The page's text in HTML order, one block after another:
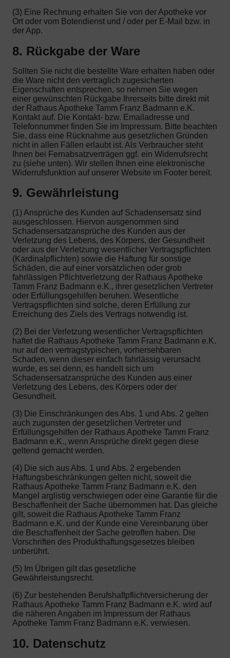
(3) Eine Rechnung erhalten Sie von der Apotheke vor
Ort oder vom Botendienst und / oder per E-Mail bzw. in
der App.
8. Rückgabe der Ware
Sollten Sie nicht die bestellte Ware erhalten haben oder
die Ware nicht den vertraglich zugesicherten
Eigenschaften entsprechen, so nehmen Sie wegen
einer gewünschten Rückgabe Ihrerseits bitte direkt mit
der Rathaus Apotheke Tamm Franz Badmann e.K.
Kontakt auf. Die Kontakt- bzw. Emailadresse und
Telefonnummer finden Sie im Impressum. Bitte beachten
Sie, dass eine Rücknahme aus gesetzlichen Gründen
nicht in allen Fällen erlaubt ist. Als Verbraucher steht
Ihnen bei Fernabsatzverträgen ggf. ein Widerrufsrecht
zu (siehe unten). Wir stellen Ihnen eine elektronische
Widerrufsfunktion auf unserer Website im Footer bereit.
9. Gewährleistung
(1) Ansprüche des Kunden auf Schadensersatz sind
ausgeschlossen. Hiervon ausgenommen sind
Schadensersatzansprüche des Kunden aus der
Verletzung des Lebens, des Körpers, der Gesundheit
oder aus der Verletzung wesentlicher Vertragspflichten
(Kardinalpflichten) sowie die Haftung für sonstige
Schäden, die auf einer vorsätzlichen oder grob
fahrlässigen Pflichtverletzung der Rathaus Apotheke
Tamm Franz Badmann e.K., ihrer gesetzlichen Vertreter
oder Erfüllungsgehilfen beruhen. Wesentliche
Vertragspflichten sind solche, deren Erfüllung zur
Erreichung des Ziels des Vertrags notwendig ist.
(2) Bei der Verletzung wesentlicher Vertragspflichten
haftet die Rathaus Apotheke Tamm Franz Badmann e.K.
nur auf den vertragstypischen, vorhersehbaren
Schaden, wenn dieser einfach fahrlässig verursacht
wurde, es sei denn, es handelt sich um
Schadensersatzansprüche des Kunden aus einer
Verletzung des Lebens, des Körpers oder der
Gesundheit.
(3) Die Einschränkungen des Abs. 1 und Abs. 2 gelten
auch zugunsten der gesetzlichen Vertreter und
Erfüllungsgehilfen der Rathaus Apotheke Tamm Franz
Badmann e.K., wenn Ansprüche direkt gegen diese
geltend gemacht werden.
(4) Die sich aus Abs. 1 und Abs. 2 ergebenden
Haftungsbeschränkungen gelten nicht, soweit die
Rathaus Apotheke Tamm Franz Badmann e.K. den
Mangel arglistig verschwiegen oder eine Garantie für die
Beschaffenheit der Sache übernommen hat. Das gleiche
gilt, soweit die Rathaus Apotheke Tamm Franz
Badmann e.K. und der Kunde eine Vereinbarung über
die Beschaffenheit der Sache getroffen haben. Die
Vorschriften des Produkthaftungsgesetzes bleiben
unberührt.
(5) Im Übrigen gilt das gesetzliche
Gewährleistungsrecht.
(6) Zur bestehenden Berufshaftpflichtversicherung der
Rathaus Apotheke Tamm Franz Badmann e.K. wird auf
die näheren Angaben im Impressum der Rathaus
Apotheke Tamm Franz Badmann e.K. verwiesen.
10. Datenschutz